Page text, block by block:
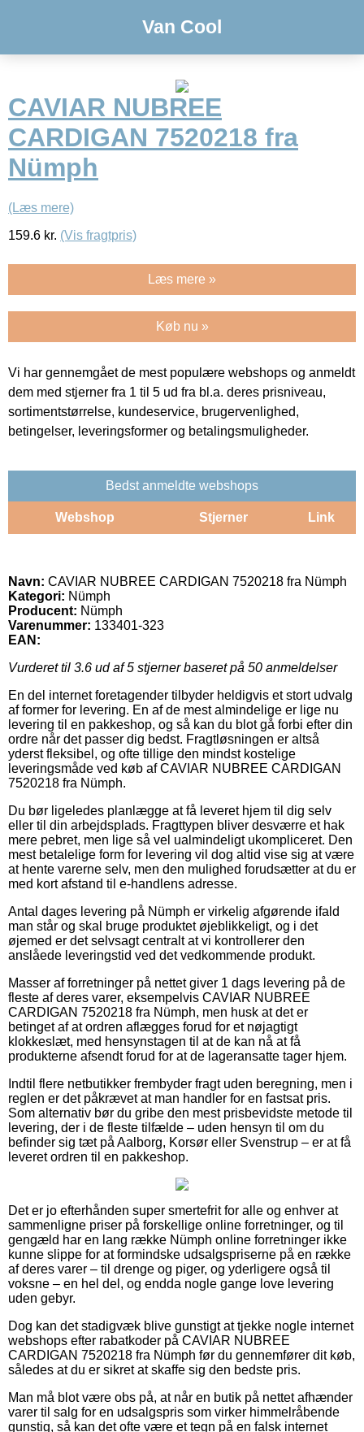
Van Cool
CAVIAR NUBREE
CARDIGAN 7520218 fra
Nümph
(Læs mere)
159.6 kr. (Vis fragtpris)
Læs mere »
Køb nu »
Vi har gennemgået de mest populære webshops og anmeldt
dem med stjerner fra 1 til 5 ud fra bl.a. deres prisniveau,
sortimentstørrelse, kundeservice, brugervenlighed,
betingelser, leveringsformer og betalingsmuligheder.
Bedst anmeldte webshops
Webshop Stjerner Link
Navn: CAVIAR NUBREE CARDIGAN 7520218 fra Nümph
Kategori: Nümph
Producent: Nümph
Varenummer: 133401-323
EAN:
Vurderet til 3.6 ud af 5 stjerner baseret på 50 anmeldelser
En del internet foretagender tilbyder heldigvis et stort udvalg
af former for levering. En af de mest almindelige er lige nu
levering til en pakkeshop, og så kan du blot gå forbi efter din
ordre når det passer dig bedst. Fragtløsningen er altså
yderst fleksibel, og ofte tillige den mindst kostelige
leveringsmåde ved køb af CAVIAR NUBREE CARDIGAN
7520218 fra Nümph.
Du bør ligeledes planlægge at få leveret hjem til dig selv
eller til din arbejdsplads. Fragttypen bliver desværre et hak
mere pebret, men lige så vel ualmindeligt ukompliceret. Den
mest betalelige form for levering vil dog altid vise sig at være
at hente varerne selv, men den mulighed forudsætter at du er
med kort afstand til e-handlens adresse.
Antal dages levering på Nümph er virkelig afgørende ifald
man står og skal bruge produktet øjeblikkeligt, og i det
øjemed er det selvsagt centralt at vi kontrollerer den
anslåede leveringstid ved det vedkommende produkt.
Masser af forretninger på nettet giver 1 dags levering på de
fleste af deres varer, eksempelvis CAVIAR NUBREE
CARDIGAN 7520218 fra Nümph, men husk at det er
betinget af at ordren aflægges forud for et nøjagtigt
klokkeslæt, med hensynstagen til at de kan nå at få
produkterne afsendt forud for at de lageransatte tager hjem.
Indtil flere netbutikker frembyder fragt uden beregning, men i
reglen er det påkrævet at man handler for en fastsat pris.
Som alternativ bør du gribe den mest prisbevidste metode til
levering, der i de fleste tilfælde – uden hensyn til om du
befinder sig tæt på Aalborg, Korsør eller Svenstrup – er at få
leveret ordren til en pakkeshop.
Det er jo efterhånden super smertefrit for alle og enhver at
sammenligne priser på forskellige online forretninger, og til
gengæld har en lang række Nümph online forretninger ikke
kunne slippe for at formindske udsalgspriserne på en række
af deres varer – til drenge og piger, og yderligere også til
voksne – en hel del, og endda nogle gange love levering
uden gebyr.
Dog kan det stadigvæk blive gunstigt at tjekke nogle internet
webshops efter rabatkoder på CAVIAR NUBREE
CARDIGAN 7520218 fra Nümph før du gennemfører dit køb,
således at du er sikret at skaffe sig den bedste pris.
Man må blot være obs på, at når en butik på nettet afhænder
varer til salg for en udsalgspris som virker himmelråbende
gunstig, så kan det ofte være et tegn på en falsk internet